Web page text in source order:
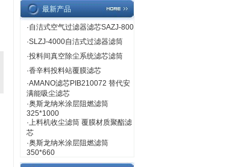
最新产品
·自洁式空气过滤器滤芯SAZJ-800
·SLZJ-4000自洁式过滤器滤筒
·投料间真空除尘系统滤芯滤筒
·香辛料投料站覆膜滤芯
·AMANO滤芯PIB210072 替代安
满能吸尘滤芯
·奥斯龙纳米涂层阻燃滤筒
325*1000
·上料机收尘滤筒 覆膜材质聚酯滤
芯
·奥斯龙纳米涂层阻燃滤筒
350*660